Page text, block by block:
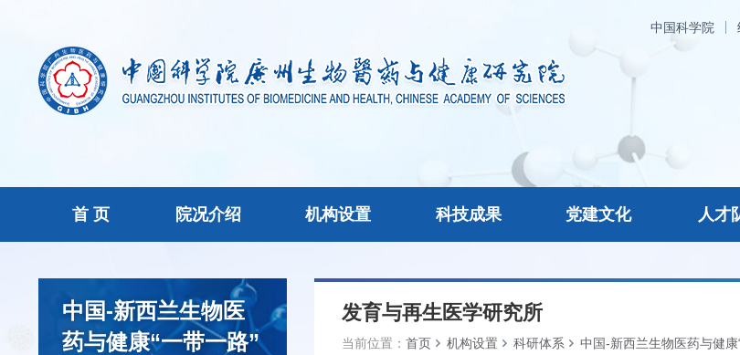
中国科学院
首 页 院况介绍 机构设置 科技成果 党建文化 人才
中国-新西兰生物医
药与健康“一带一路”
发育与再生医学研究所
当前位置：首页 机构设置 科研体系 中国-新西兰生物医药与健